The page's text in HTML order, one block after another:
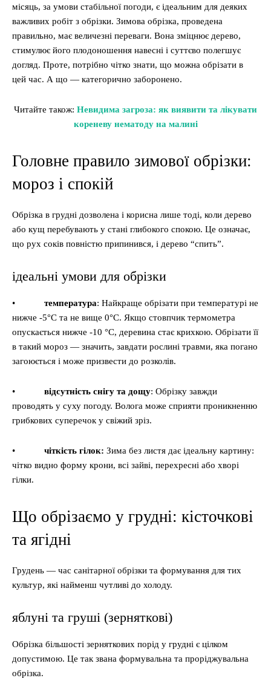
місяць, за умови стабільної погоди, є ідеальним для деяких
важливих робіт з обрізки. Зимова обрізка, проведена
правильно, має величезні переваги. Вона зміцнює дерево,
стимулює його плодоношення навесні і суттєво полегшує
догляд. Проте, потрібно чітко знати, що можна обрізати в
цей час. А що — категорично заборонено.
Читайте також: Невидима загроза: як виявити та лікувати
кореневу нематоду на малині
Головне правило зимової обрізки:
мороз і спокій
Обрізка в грудні дозволена і корисна лише тоді, коли дерево
або кущ перебувають у стані глибокого спокою. Це означає,
що рух соків повністю припинився, і дерево “спить”.
ідеальні умови для обрізки
• температура: Найкраще обрізати при температурі не
нижче -5°C та не вище 0°C. Якщо стовпчик термометра
опускається нижче -10 °C, деревина стає крихкою. Обрізати її
в такий мороз — значить, завдати рослині травми, яка погано
загоюється і може призвести до розколів.
• відсутність снігу та дощу: Обрізку завжди
проводять у суху погоду. Волога може сприяти проникненню
грибкових суперечок у свіжий зріз.
• чіткість гілок: Зима без листя дає ідеальну картину:
чітко видно форму крони, всі зайві, перехресні або хворі
гілки.
Що обрізаємо у грудні: кісточкові
та ягідні
Грудень — час санітарної обрізки та формування для тих
культур, які найменш чутливі до холоду.
яблуні та груші (зерняткові)
Обрізка більшості зерняткових порід у грудні є цілком
допустимою. Це так звана формувальна та проріджувальна
обрізка.